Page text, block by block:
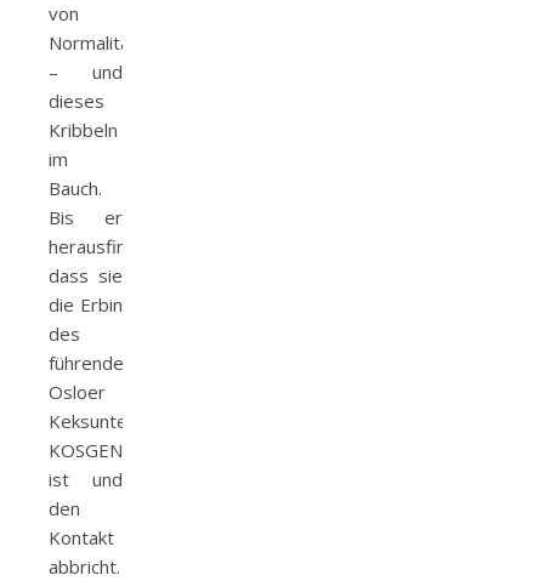
von
Normalität
– und
dieses
Kribbeln
im
Bauch.
Bis er
herausfindet,
dass sie
die Erbin
des
führenden
Osloer
Keksunternehmens
KOSGEN
ist und
den
Kontakt
abbricht.